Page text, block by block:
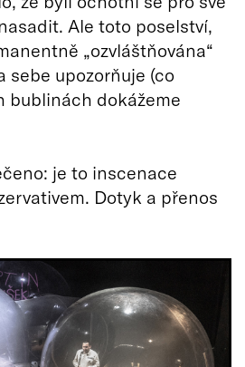
Ale toto poselství,
„ozvláštňována“
sebe upozorňuje (co
bublinách dokážeme
je to inscenace
Dotyk a přenos